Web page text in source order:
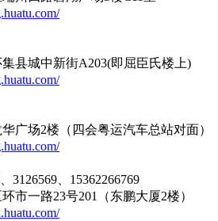
县城中新街A203(即屈臣氏楼上)
广场2楼（四会粤运汽车总站对面）
3126569、15362266769
市一路23号201（东鹏大厦2楼）